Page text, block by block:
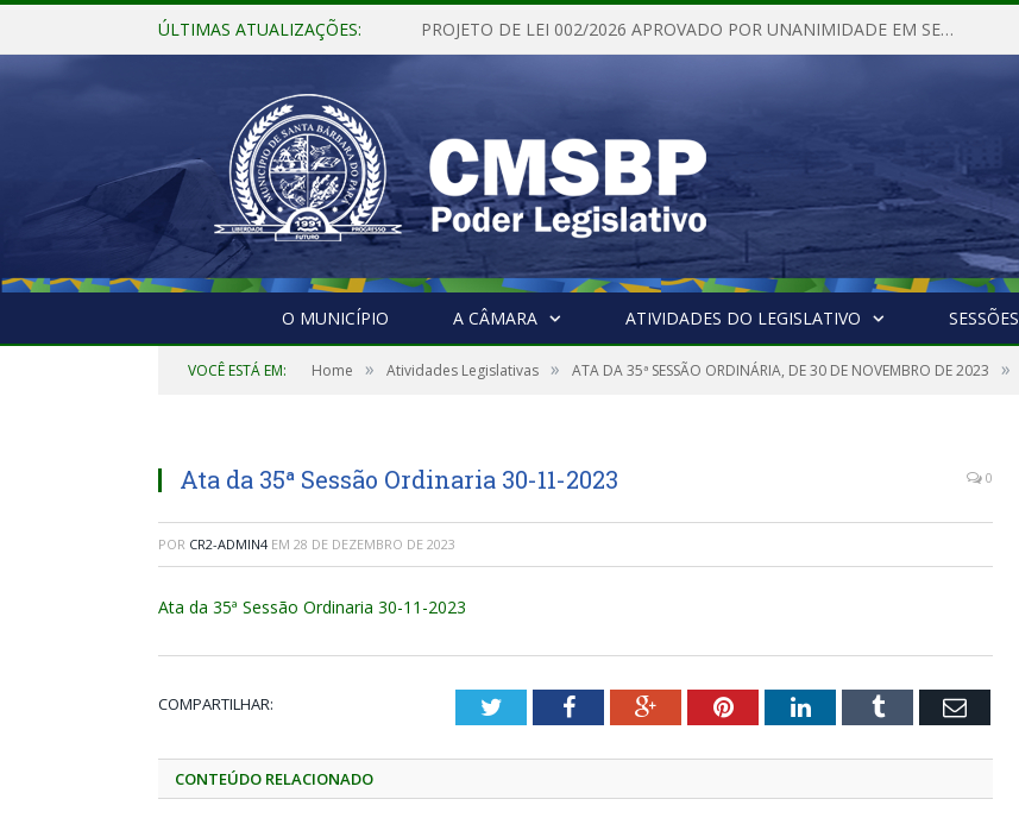
ÚLTIMAS ATUALIZAÇÕES: PROJETO DE LEI 002/2026 APROVADO POR UNANIMIDADE EM SESSÃO ORDINÁRIA NESTA QUINTA – FEIRA 28 DE MAIO DE 2026
O MUNICÍPIO A CÂMARA ATIVIDADES DO LEGISLATIVO SESSÕES
VOCÊ ESTÁ EM: Home » Atividades Legislativas » ATA DA 35ª SESSÃO ORDINÁRIA, DE 30 DE NOVEMBRO DE 2023 »
Ata da 35ª Sessão Ordinaria 30-11-2023 0
POR CR2-ADMIN4 EM 28 DE DEZEMBRO DE 2023
Ata da 35ª Sessão Ordinaria 30-11-2023
COMPARTILHAR: TwitterFacebookGoogle+PinterestLinkedInTumblr Email
CONTEÚDO RELACIONADO